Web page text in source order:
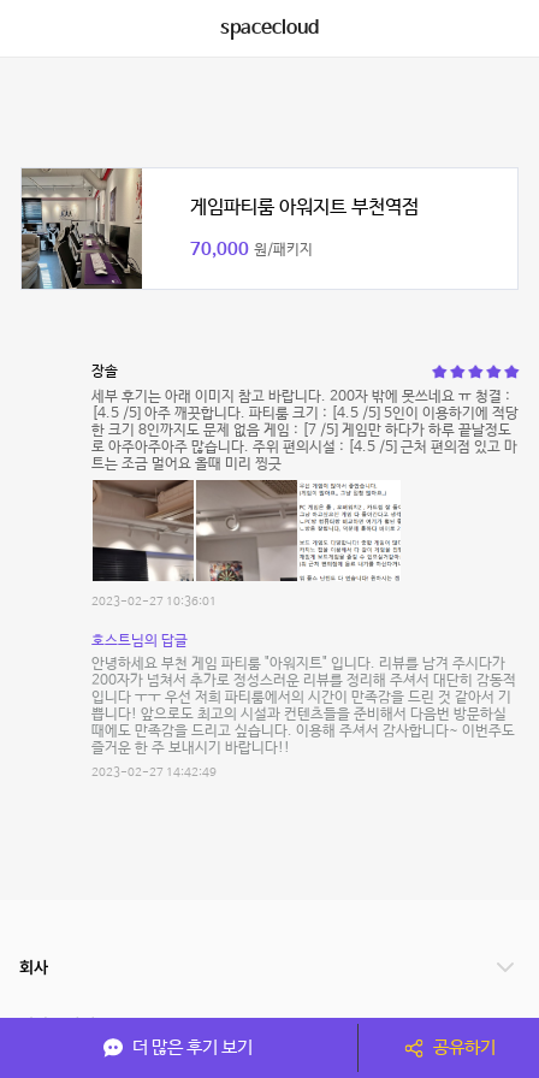
spacecloud
게임파티룸 아워지트 부천역점
70,000 원/패키지
장솔
세부 후기는 아래 이미지 참고 바랍니다. 200자 밖에 못쓰네요 ㅠ 청결 :
[4.5 /5] 아주 깨끗합니다. 파티룸 크기 : [4.5 /5] 5인이 이용하기에 적당
한 크기 8인까지도 문제 없음 게임 : [7 /5] 게임만 하다가 하루 끝날정도
로 아주아주아주 많습니다. 주위 편의시설 : [4.5 /5] 근처 편의점 있고 마
트는 조금 멀어요 올때 미리 찡긋
2023-02-27 10:36:01
호스트님의 답글
안녕하세요 부천 게임 파티룸 "아워지트" 입니다. 리뷰를 남겨 주시다가
200자가 넘쳐서 추가로 정성스러운 리뷰를 정리해 주셔서 대단히 감동적
입니다 ㅜㅜ 우선 저희 파티룸에서의 시간이 만족감을 드린 것 같아서 기
쁩니다! 앞으로도 최고의 시설과 컨텐츠들을 준비해서 다음번 방문하실
때에도 만족감을 드리고 싶습니다. 이용해 주셔서 감사합니다~ 이번주도
즐거운 한 주 보내시기 바랍니다!!
2023-02-27 14:42:49
더 많은 후기 보기 공유하기
회사